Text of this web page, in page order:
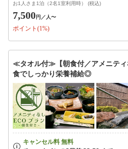
お1人さま1泊（2名1室利用時） (税込)
7,500円 ／人〜
ポイント(1%)
≪タオル付≫【朝食付／アメニティ
食でしっかり栄養補給◎